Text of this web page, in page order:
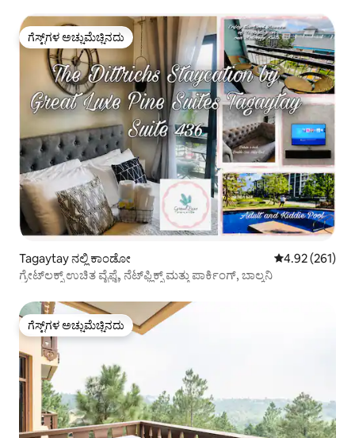
ಗೆಸ್ಟ್‌ಗಳ ಅಚ್ಚುಮೆಚ್ಚಿನದು
ಗೆಸ್ಟ್‌ಗಳ ಅಚ್ಚುಮೆಚ್ಚಿನದು
Tagaytay ನಲ್ಲಿ ಕಾಂಡೋ 5 ರಲ್ಲಿ 4.92
4.92 (261)
ಗ್ರೇಟ್‌ಲಕ್ಸ್ ಉಚಿತ ವೈಫೈ, ನೆಟ್‌ಫ್ಲಿಕ್ಸ್ ಮತ್ತು ಪಾರ್ಕಿಂಗ್, ಬಾಲ್ಕನಿ
ಗೆಸ್ಟ್‌ಗಳ ಅಚ್ಚುಮೆಚ್ಚಿನದು
ಗೆಸ್ಟ್‌ಗಳ ಅಚ್ಚುಮೆಚ್ಚಿನದು